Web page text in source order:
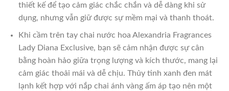
thiết kế để tạo cảm giác chắc chắn và dễ dàng khi sử
dụng, nhưng vẫn giữ được sự mềm mại và thanh thoát.
Khi cầm trên tay chai nước hoa Alexandria Fragrances
Lady Diana Exclusive, bạn sẽ cảm nhận được sự cân
bằng hoàn hảo giữa trọng lượng và kích thước, mang lại
cảm giác thoải mái và dễ chịu. Thủy tinh xanh đen mát
lạnh kết hợp với nắp chai ánh vàng ấm áp tạo nên một